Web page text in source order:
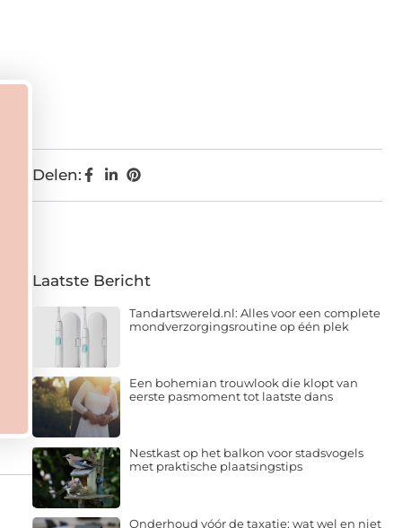
Delen:
Laatste Bericht
Tandartswereld.nl: Alles voor een complete
mondverzorgingsroutine op één plek
Een bohemian trouwlook die klopt van
eerste pasmoment tot laatste dans
Nestkast op het balkon voor stadsvogels
met praktische plaatsingstips
Onderhoud vóór de taxatie: wat wel en niet